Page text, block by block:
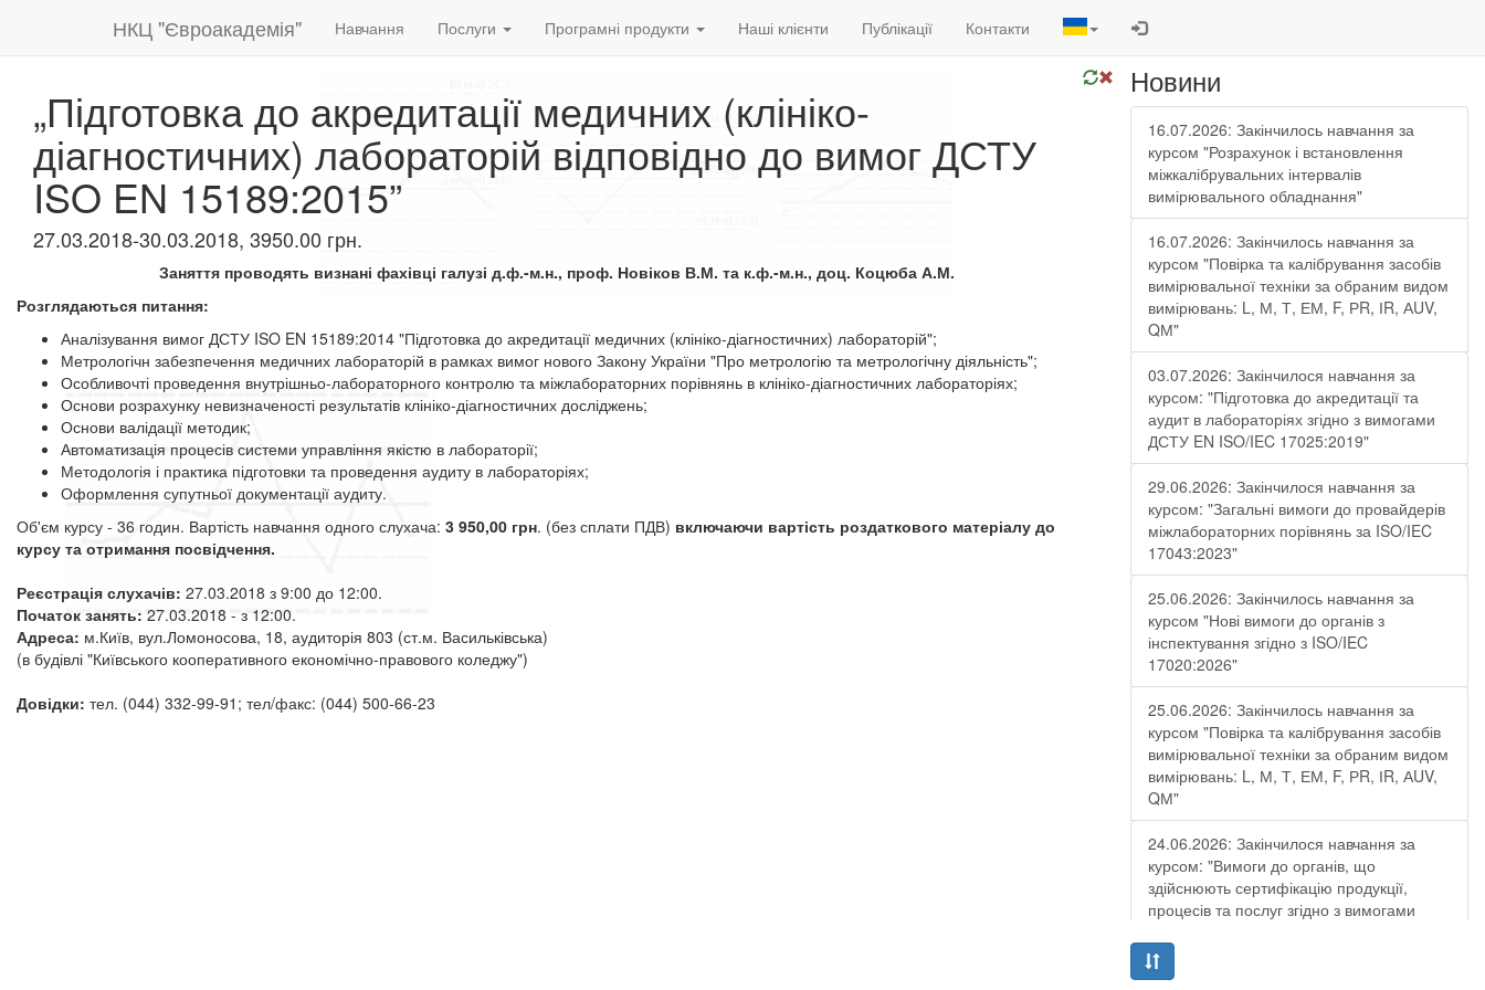
НКЦ "Євроакадемія" Навчання Послуги Програмні продукти Наші клієнти Публікації Контакти
„Підготовка до акредитації медичних (клініко-
діагностичних) лабораторій відповідно до вимог ДСТУ
ISO EN 15189:2015”
27.03.2018-30.03.2018, 3950.00 грн.
Заняття проводять визнані фахівці галузі д.ф.-м.н., проф. Новіков В.М. та к.ф.-м.н., доц. Коцюба А.М.
Розглядаються питання:
Аналізування вимог ДСТУ ISO EN 15189:2014 "Підготовка до акредитації медичних (клініко-діагностичних) лабораторій";
Метрологічн забезпечення медичних лабораторій в рамках вимог нового Закону України "Про метрологію та метрологічну діяльність";
Особливочті проведення внутрішньо-лабораторного контролю та міжлабораторних порівнянь в клініко-діагностичних лабораторіях;
Основи розрахунку невизначеності результатів клініко-діагностичних досліджень;
Основи валідації методик;
Автоматизація процесів системи управління якістю в лабораторії;
Методологія і практика підготовки та проведення аудиту в лабораторіях;
Оформлення супутньої документації аудиту.
Об'єм курсу - 36 годин. Вартість навчання одного слухача: 3 950,00 грн. (без сплати ПДВ) включаючи вартість роздаткового матеріалу до
курсу та отримання посвідчення.
Реєстрація слухачів: 27.03.2018 з 9:00 до 12:00.
Початок занять: 27.03.2018 - з 12:00.
Адреса: м.Київ, вул.Ломоносова, 18, аудиторія 803 (ст.м. Васильківська)
(в будівлі "Київського кооперативного економічно-правового коледжу")
Довідки: тел. (044) 332-99-91; тел/факс: (044) 500-66-23
Новини
16.07.2026: Закінчилось навчання за
курсом "Розрахунок і встановлення
міжкалібрувальних інтервалів
вимірювального обладнання"
16.07.2026: Закінчилось навчання за
курсом "Повірка та калібрування засобів
вимірювальної техніки за обраним видом
вимірювань: L, М, Т, ЕМ, F, РR, ІR, АUV,
QМ"
03.07.2026: Закінчилося навчання за
курсом: "Підготовка до акредитації та
аудит в лабораторіях згідно з вимогами
ДСТУ EN ISO/IEC 17025:2019"
29.06.2026: Закінчилося навчання за
курсом: "Загальні вимоги до провайдерів
міжлабораторних порівнянь за ISO/IEC
17043:2023"
25.06.2026: Закінчилось навчання за
курсом "Нові вимоги до органів з
інспектування згідно з ISO/IEC
17020:2026"
25.06.2026: Закінчилось навчання за
курсом "Повірка та калібрування засобів
вимірювальної техніки за обраним видом
вимірювань: L, М, Т, ЕМ, F, РR, ІR, АUV,
QМ"
24.06.2026: Закінчилося навчання за
курсом: "Вимоги до органів, що
здійснюють сертифікацію продукції,
процесів та послуг згідно з вимогами
19.06.2026: Закінчилося навчання за